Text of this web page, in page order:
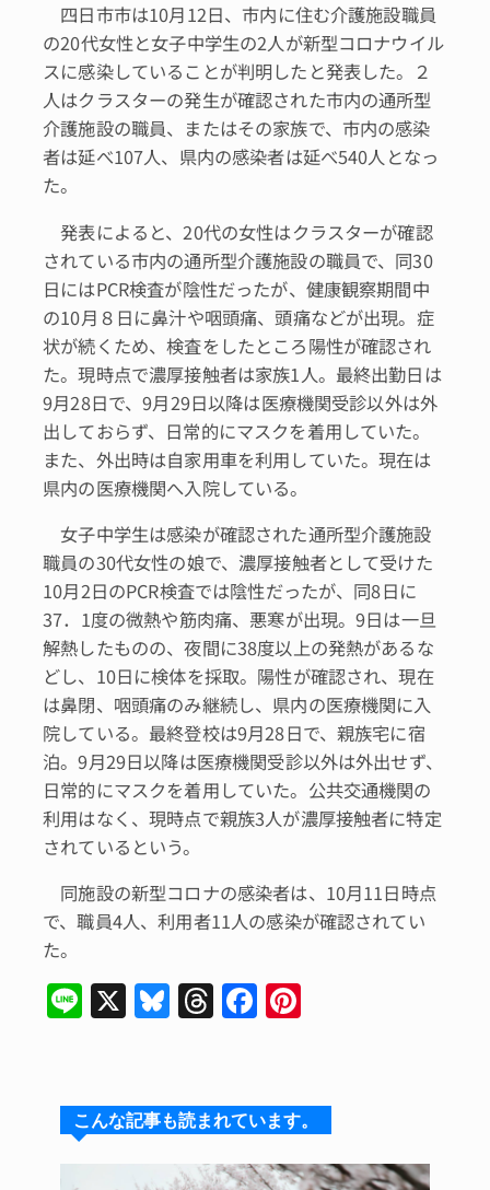
四日市市は10月12日、市内に住む介護施設職員
の20代女性と女子中学生の2人が新型コロナウイル
スに感染していることが判明したと発表した。２
人はクラスターの発生が確認された市内の通所型
介護施設の職員、またはその家族で、市内の感染
者は延べ107人、県内の感染者は延べ540人となっ
た。
発表によると、20代の女性はクラスターが確認
されている市内の通所型介護施設の職員で、同30
日にはPCR検査が陰性だったが、健康観察期間中
の10月８日に鼻汁や咽頭痛、頭痛などが出現。症
状が続くため、検査をしたところ陽性が確認され
た。現時点で濃厚接触者は家族1人。最終出勤日は
9月28日で、9月29日以降は医療機関受診以外は外
出しておらず、日常的にマスクを着用していた。
また、外出時は自家用車を利用していた。現在は
県内の医療機関へ入院している。
女子中学生は感染が確認された通所型介護施設
職員の30代女性の娘で、濃厚接触者として受けた
10月2日のPCR検査では陰性だったが、同8日に
37．1度の微熱や筋肉痛、悪寒が出現。9日は一旦
解熱したものの、夜間に38度以上の発熱があるな
どし、10日に検体を採取。陽性が確認され、現在
は鼻閉、咽頭痛のみ継続し、県内の医療機関に入
院している。最終登校は9月28日で、親族宅に宿
泊。9月29日以降は医療機関受診以外は外出せず、
日常的にマスクを着用していた。公共交通機関の
利用はなく、現時点で親族3人が濃厚接触者に特定
されているという。
同施設の新型コロナの感染者は、10月11日時点
で、職員4人、利用者11人の感染が確認されてい
た。
Li
n
X Bl
u
s
k
y
T
hr
a
d
s
F
a
e
b
o
re
st
こんな記事も読まれています。